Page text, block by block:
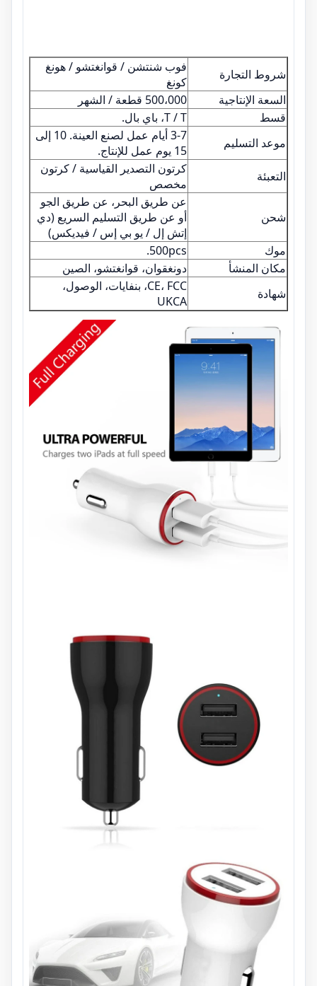
شروط التجارة
فوب شنتشن / قوانغتشو / هونغ
كونغ
السعة الإنتاجية
500،000 قطعة / الشهر
قسط
T / T، باي بال.
موعد التسليم
3-7 أيام عمل لصنع العينة. 10 إلى
15 يوم عمل للإنتاج.
التعبئة
كرتون التصدير القياسية / كرتون
مخصص
شحن
عن طريق البحر، عن طريق الجو
أو عن طريق التسليم السريع (دي
إتش إل / يو بي إس / فيديكس)
موك
500pcs.
مكان المنشأ
دونغقوان، قوانغتشو، الصين
شهادة
CE، FCC، بنفايات، الوصول،
UKCA